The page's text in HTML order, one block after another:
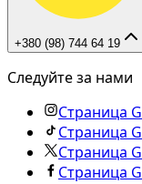
+380 (98) 744 64 19
Следуйте за нами
Страница
Страница
Страница
Страница